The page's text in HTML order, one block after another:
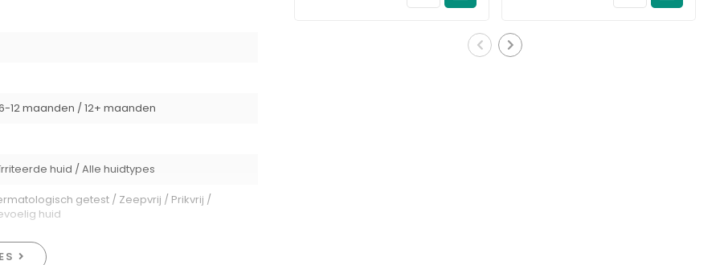
kans op allergische reacties.
12 maanden / 12+ maanden
huid / Alle huidtypes
getest / Zeepvrij / Prikvrij /
huid